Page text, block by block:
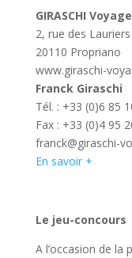
GIRASCHI
2, rue des Lauriers
20110 Propriano
www.giraschi-
Franck Giraschi
Tél. : +33 (0)6 85
Fax : +33 (0)4 95
franck@giraschi-
En savoir +
Le jeu-concours
A l’occasion de la